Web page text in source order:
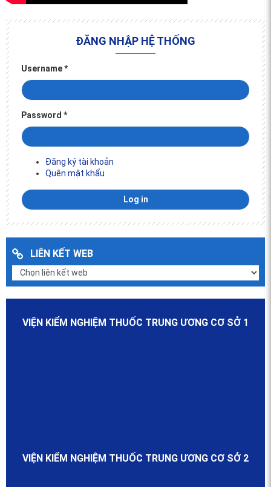
ĐĂNG NHẬP HỆ THỐNG
Username*
Password *
Đăng ký tài khoản
Quên mật khẩu
LIÊN KẾT WEB
VIỆN KIỂM NGHIỆM THUỐC TRUNG ƯƠNG CƠ SỞ 1
VIỆN KIỂM NGHIỆM THUỐC TRUNG ƯƠNG CƠ SỞ 2